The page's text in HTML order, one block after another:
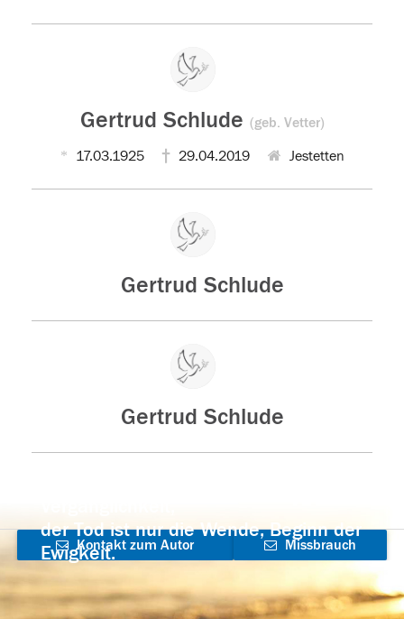
Gertrud Schlude (geb. Vetter)
17.03.1925 29.04.2019 Jestetten
Gertrud Schlude
Gertrud Schlude
der Tod ist nur die Wende, Beginn der
Ewigkeit.
Kontakt zum Autor
aufnehmen
Missbrauch